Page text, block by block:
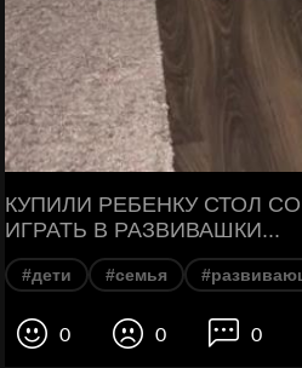
КУПИЛИ РЕБЕНКУ СТОЛ
ИГРАТЬ В РАЗВИВАШКИ...
#дети #семья
0 0 0